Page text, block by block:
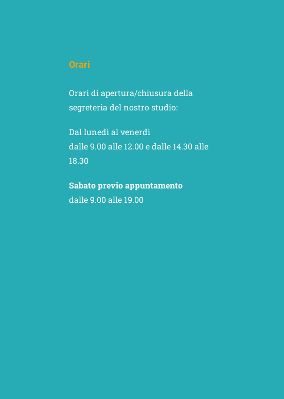
Orari
Orari di apertura/chiusura della
segreteria del nostro studio:
Dal lunedì al venerdì
dalle 9.00 alle 12.00 e dalle 14.30 alle
18.30
Sabato previo appuntamento
dalle 9.00 alle 19.00